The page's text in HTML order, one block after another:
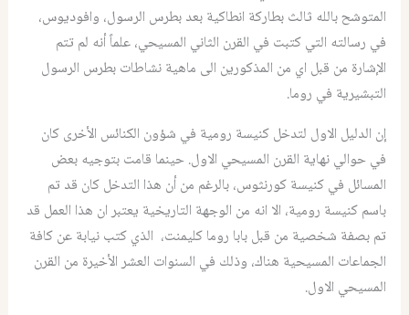
المتوشح بالله ثالث بطاركة انطاكية بعد بطرس الرسول، وافوديوس،
في رسالته التي كتبت في القرن الثاني المسيحي، علماً أنه لم تتم
الإشارة من قبل اي من المذكورين الى ماهية نشاطات بطرس الرسول
التبشيرية في روما.
إن الدليل الاول لتدخل كنيسة رومية في شؤون الكنائس الأخرى كان
في حوالي نهاية القرن المسيحي الاول. حينما قامت بتوجيه بعض
المسائل في كنيسة كورنثوس، بالرغم من أن هذا التدخل كان قد تم
باسم كنيسة رومية، الا انه من الوجهة التاريخية يعتبر ان هذا العمل قد
تم بصفة شخصية من قبل بابا روما كليمنت، الذي كتب نيابة عن كافة
الجماعات المسيحية هناك، وذلك في السنوات العشر الأخيرة من القرن
المسيحي الاول.